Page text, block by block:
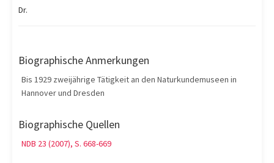
Dr.
Biographische Anmerkungen
Bis 1929 zweijährige Tätigkeit an den Naturkundemuseen in
Hannover und Dresden
Biographische Quellen
NDB 23 (2007), S. 668-669